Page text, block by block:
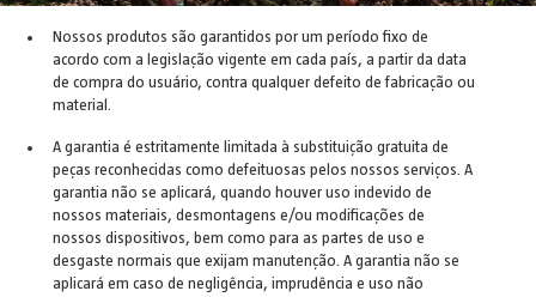
Nossos produtos são garantidos por um período fixo de
acordo com a legislação vigente em cada país, a partir da data
de compra do usuário, contra qualquer defeito de fabricação ou
material.
A garantia é estritamente limitada à substituição gratuita de
peças reconhecidas como defeituosas pelos nossos serviços. A
garantia não se aplicará, quando houver uso indevido de
nossos materiais, desmontagens e/ou modificações de
nossos dispositivos, bem como para as partes de uso e
desgaste normais que exijam manutenção. A garantia não se
aplicará em caso de negligência, imprudência e uso não